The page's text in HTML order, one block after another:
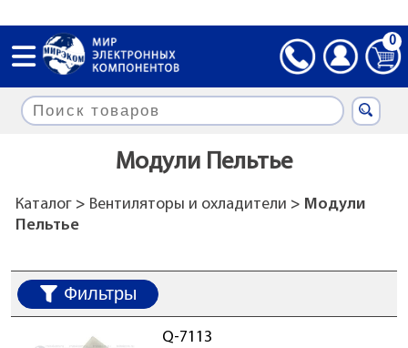
0
Модули Пельтье
Каталог> Вентиляторы и охладители > Модули
Пельтье
Фильтры
Q-7113